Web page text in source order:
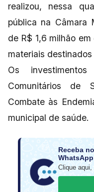
realizou, nessa
pública na Câmara
de R$ 1,6 milhão
materiais
Os
Comunitários de
Combate às
municipal de saúde.
Receba
WhatsApp
Clique aqui,